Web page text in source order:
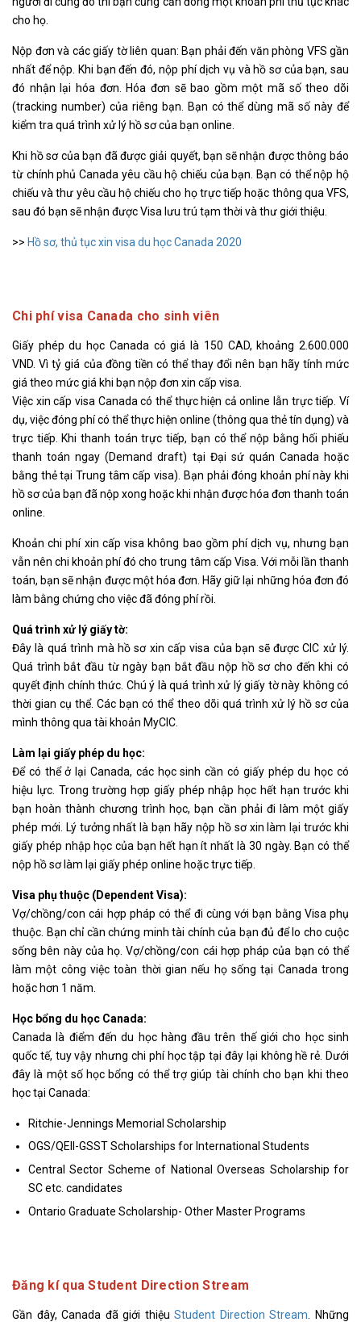
cho họ.
Nộp đơn và các giấy tờ liên quan: Bạn phải đến văn phòng VFS gần
nhất để nộp. Khi bạn đến đó, nộp phí dịch vụ và hồ sơ của bạn, sau
đó nhận lại hóa đơn. Hóa đơn sẽ bao gồm một mã số theo dõi
(tracking number) của riêng bạn. Bạn có thể dùng mã số này để
kiểm tra quá trình xử lý hồ sơ của bạn online.
Khi hồ sơ của bạn đã được giải quyết, bạn sẽ nhận được thông báo
từ chính phủ Canada yêu cầu hộ chiếu của bạn. Bạn có thể nộp hộ
chiếu và thư yêu cầu hộ chiếu cho họ trực tiếp hoặc thông qua VFS,
sau đó bạn sẽ nhận được Visa lưu trú tạm thời và thư giới thiệu.
>> Hồ sơ, thủ tục xin visa du học Canada 2020
Chi phí visa Canada cho sinh viên
Giấy phép du học Canada có giá là 150 CAD, khoảng 2.600.000
VND. Vì tỷ giá của đồng tiền có thể thay đổi nên bạn hãy tính mức
giá theo mức giá khi bạn nộp đơn xin cấp visa.
Việc xin cấp visa Canada có thể thực hiện cả online lẫn trực tiếp. Ví
dụ, việc đóng phí có thể thực hiện online (thông qua thẻ tín dụng) và
trực tiếp. Khi thanh toán trực tiếp, bạn có thể nộp bằng hối phiếu
thanh toán ngay (Demand draft) tại Đại sứ quán Canada hoặc
bằng thẻ tại Trung tâm cấp visa). Bạn phải đóng khoản phí này khi
hồ sơ của bạn đã nộp xong hoặc khi nhận được hóa đơn thanh toán
online.
Khoản chi phí xin cấp visa không bao gồm phí dịch vụ, nhưng bạn
vẫn nên chi khoản phí đó cho trung tâm cấp Visa. Với mỗi lần thanh
toán, bạn sẽ nhận được một hóa đơn. Hãy giữ lại những hóa đơn đó
làm bằng chứng cho việc đã đóng phí rồi.
Quá trình xử lý giấy tờ:
Đây là quá trình mà hồ sơ xin cấp visa của bạn sẽ được CIC xử lý.
Quá trình bắt đầu từ ngày bạn bắt đầu nộp hồ sơ cho đến khi có
quyết định chính thức. Chú ý là quá trình xử lý giấy tờ này không có
thời gian cụ thể. Các bạn có thể theo dõi quá trình xử lý hồ sơ của
mình thông qua tài khoản MyCIC.
Làm lại giấy phép du học:
Để có thể ở lại Canada, các học sinh cần có giấy phép du học có
hiệu lực. Trong trường hợp giấy phép nhập học hết hạn trước khi
bạn hoàn thành chương trình học, bạn cần phải đi làm một giấy
phép mới. Lý tưởng nhất là bạn hãy nộp hồ sơ xin làm lại trước khi
giấy phép nhập học của bạn hết hạn ít nhất là 30 ngày. Bạn có thể
nộp hồ sơ làm lại giấy phép online hoặc trực tiếp.
Visa phụ thuộc (Dependent Visa):
Vợ/chồng/con cái hợp pháp có thể đi cùng với bạn bằng Visa phụ
thuộc. Bạn chỉ cần chứng minh tài chính của bạn đủ để lo cho cuộc
sống bên này của họ. Vợ/chồng/con cái hợp pháp của bạn có thể
làm một công việc toàn thời gian nếu họ sống tại Canada trong
hoặc hơn 1 năm.
Học bổng du học Canada:
Canada là điểm đến du học hàng đầu trên thế giới cho học sinh
quốc tế, tuy vậy nhưng chi phí học tập tại đây lại không hề rẻ. Dưới
đây là một số học bổng có thể trợ giúp tài chính cho bạn khi theo
học tại Canada:
Ritchie-Jennings Memorial Scholarship
OGS/QEII-GSST Scholarships for International Students
Central Sector Scheme of National Overseas Scholarship for
SC etc. candidates
Ontario Graduate Scholarship- Other Master Programs
Đăng kí qua Student Direction Stream
Gần đây, Canada đã giới thiệuStudent Direction Stream . Những